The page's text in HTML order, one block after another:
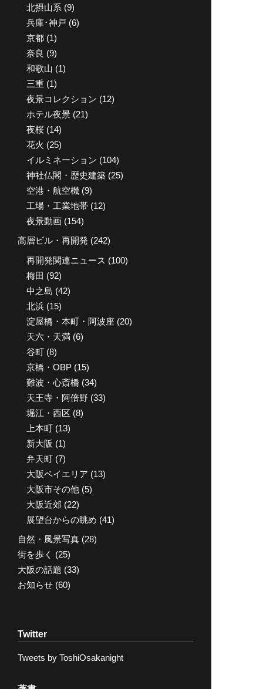
北摂山系 (9)
兵庫･神戸 (6)
京都 (1)
奈良 (9)
和歌山 (1)
三重 (1)
夜景コレクション (12)
ホテル夜景 (21)
夜桜 (14)
花火 (25)
イルミネーション (104)
神社仏閣・歴史建築 (25)
空港・航空機 (9)
工場・工業地帯 (12)
夜景動画 (154)
高層ビル・再開発 (242)
再開発関連ニュース (100)
梅田 (92)
中之島 (42)
北浜 (15)
淀屋橋・本町・阿波座 (20)
天六・天満 (6)
谷町 (8)
京橋・OBP (15)
難波・心斎橋 (34)
天王寺・阿倍野 (33)
堀江・西区 (8)
上本町 (13)
新大阪 (1)
弁天町 (7)
大阪ベイエリア (13)
大阪市その他 (5)
大阪近郊 (22)
展望台からの眺め (41)
自然・風景写真 (28)
街を歩く (25)
大阪の話題 (33)
お知らせ (60)
Twitter
Tweets by ToshiOsakanight